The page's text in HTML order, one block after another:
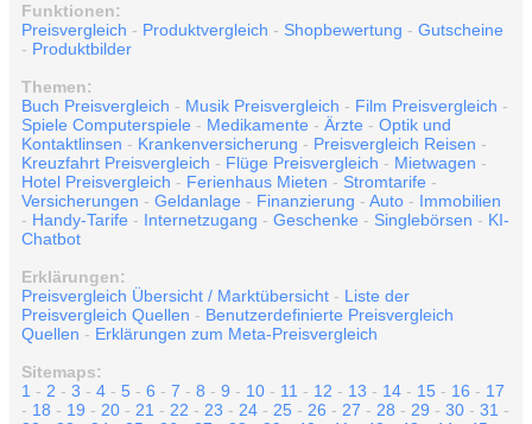
Funktionen:
Preisvergleich - Produktvergleich - Shopbewertung - Gutscheine
- Produktbilder
Themen:
Buch Preisvergleich - Musik Preisvergleich - Film Preisvergleich -
Spiele Computerspiele - Medikamente - Ärzte - Optik und
Kontaktlinsen - Krankenversicherung - Preisvergleich Reisen -
Kreuzfahrt Preisvergleich - Flüge Preisvergleich - Mietwagen -
Hotel Preisvergleich - Ferienhaus Mieten - Stromtarife -
Versicherungen - Geldanlage - Finanzierung - Auto - Immobilien
- Handy-Tarife - Internetzugang - Geschenke - Singlebörsen - KI-
Chatbot
Erklärungen:
Preisvergleich Übersicht / Marktübersicht - Liste der
Preisvergleich Quellen - Benutzerdefinierte Preisvergleich
Quellen - Erklärungen zum Meta-Preisvergleich
Sitemaps:
1 - 2 - 3 - 4 - 5 - 6 - 7 - 8 - 9 - 10 - 11 - 12 - 13 - 14 - 15 - 16 - 17
- 18 - 19 - 20 - 21 - 22 - 23 - 24 - 25 - 26 - 27 - 28 - 29 - 30 - 31 -